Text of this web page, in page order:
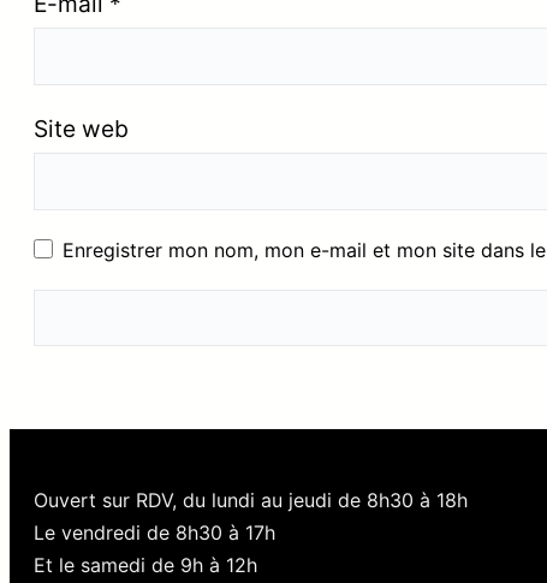
Site web
Enregistrer mon nom, mon e-mail et mon site dans
Ouvert sur RDV, du lundi au jeudi de 8h30 à 18h
Le vendredi de 8h30 à 17h
Et le samedi de 9h à 12h